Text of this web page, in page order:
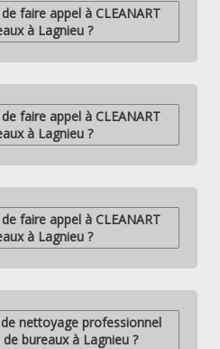
faire appel à CLEANART
à Lagnieu ?
faire appel à CLEANART
à Lagnieu ?
faire appel à CLEANART
à Lagnieu ?
nettoyage professionnel
bureaux à Lagnieu ?